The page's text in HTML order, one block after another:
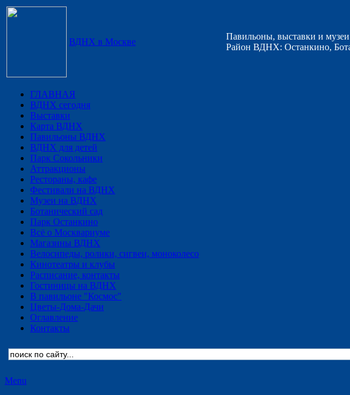
ВДНХ в Москве
Павильоны, выставки и
Район ВДНХ: Останкино,
ГЛАВНАЯ
ВДНХ сегодня
Выставки
Карта ВДНХ
Павильоны ВДНХ
ВДНХ для детей
Парк Сокольники
Аттракционы
Рестораны, кафе
Фестивали на ВДНХ
Музеи на ВДНХ
Ботанический сад
Парк Останкино
Всё о Москвариуме
Магазины ВДНХ
Велосипеды, ролики, сигвеи, моноколесо
Кинотеатры и клубы
Расписание, контакты
Гостиницы на ВДНХ
В павильоне "Космос"
Цветы-Дома-Дачи
Оглавление
Контакты
Menu